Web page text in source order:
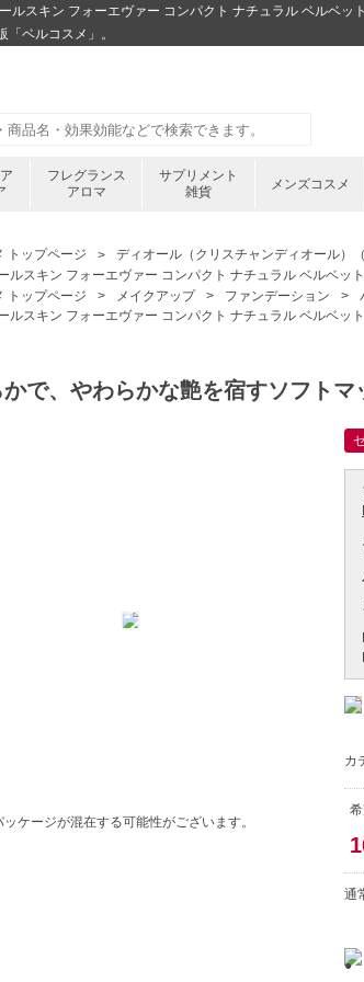
ルスキン フォーエヴァー コンパクト ナチュラル ベルベ
ベルコスメ」。
フレグランス
アロマ
サプリメント
雑貨
メンズコスメ
トップページ
ディオール（クリスチャンディオール）
ルスキン フォーエヴァー コンパクト ナチュラル ベルベッ
トップページ
メイクアップ ファンデーション
ルスキン フォーエヴァー コンパクト ナチュラル ベルベッ
で、やわらかな艶を宿すソフトマ
ケージが混在する可能性がございます。
カ
通